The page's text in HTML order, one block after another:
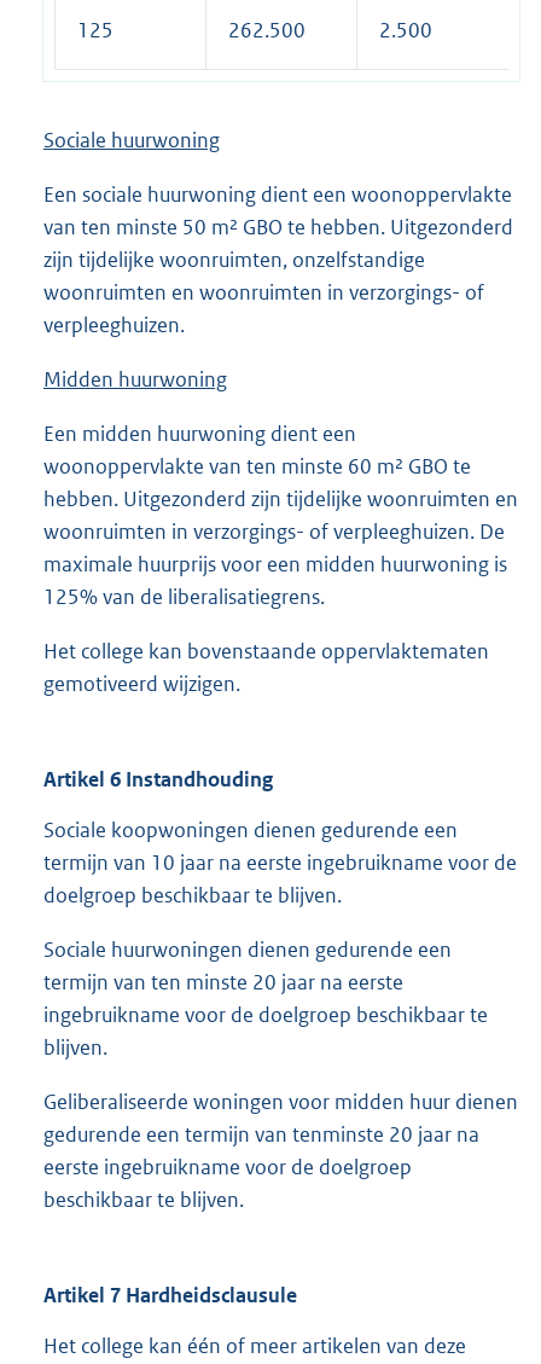
125 262.500 2.500
Sociale huurwoning
Een sociale huurwoning dient een woonoppervlakte
van ten minste 50 m² GBO te hebben. Uitgezonderd
zijn tijdelijke woonruimten, onzelfstandige
woonruimten en woonruimten in verzorgings- of
verpleeghuizen.
Midden huurwoning
Een midden huurwoning dient een
woonoppervlakte van ten minste 60 m² GBO te
hebben. Uitgezonderd zijn tijdelijke woonruimten en
woonruimten in verzorgings- of verpleeghuizen. De
maximale huurprijs voor een midden huurwoning is
125% van de liberalisatiegrens.
Het college kan bovenstaande oppervlaktematen
gemotiveerd wijzigen.
Artikel 6 Instandhouding
Sociale koopwoningen dienen gedurende een
termijn van 10 jaar na eerste ingebruikname voor de
doelgroep beschikbaar te blijven.
Sociale huurwoningen dienen gedurende een
termijn van ten minste 20 jaar na eerste
ingebruikname voor de doelgroep beschikbaar te
blijven.
Geliberaliseerde woningen voor midden huur dienen
gedurende een termijn van tenminste 20 jaar na
eerste ingebruikname voor de doelgroep
beschikbaar te blijven.
Artikel 7 Hardheidsclausule
Het college kan één of meer artikelen van deze